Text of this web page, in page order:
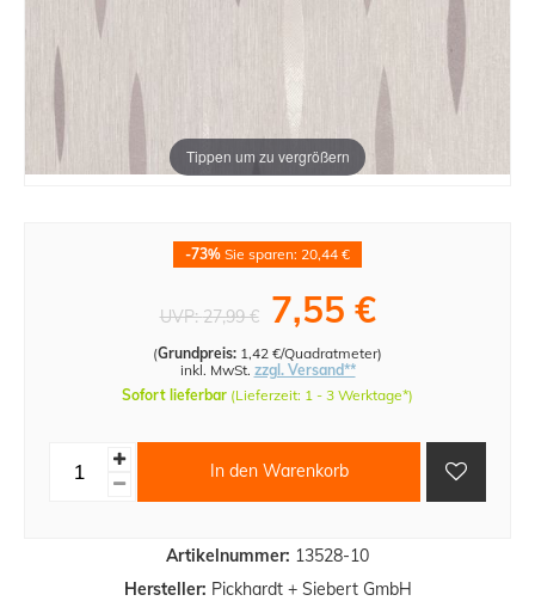
Tippen um zu vergrößern
Artikelnummer: 13528-10
Hersteller: Pickhardt + Siebert GmbH
-73% Sie sparen: 20,44 €
UVP:27,99 € 7,55 €
(Grundpreis: 1,42 €/Quadratmeter)
inkl. MwSt. zzgl. Versand**
Sofort lieferbar (Lieferzeit: 1 - 3 Werktage*)
In den Warenkorb